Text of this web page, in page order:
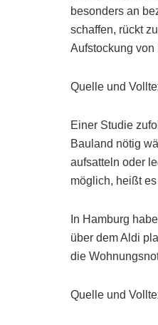
besonders an
schaffen, rückt
Aufstockung
Quelle und
Einer Studie
Bauland nötig
aufsatteln oder
möglich, heißt
In Hamburg
über dem Aldi
die
Quelle und